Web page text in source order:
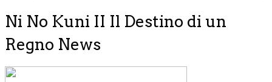
Ni No Kuni II Il Destino di un
Regno News